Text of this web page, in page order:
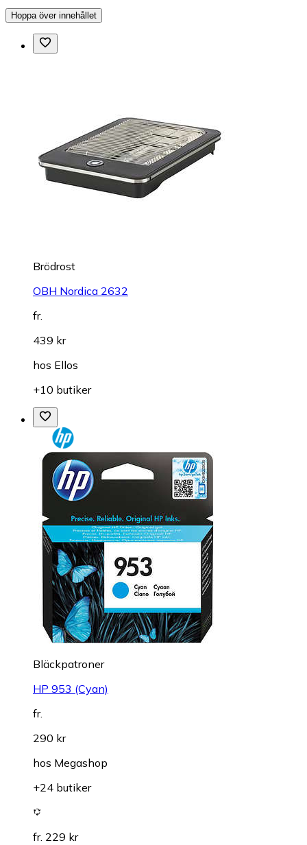
Hoppa över innehållet
Brödrost
OBH Nordica 2632
fr.
439 kr
hos Ellos
+10 butiker
Bläckpatroner
HP 953 (Cyan)
fr.
290 kr
hos Megashop
+24 butiker
fr. 229 kr